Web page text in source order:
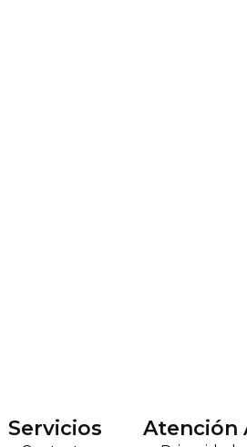
Servicios Atención